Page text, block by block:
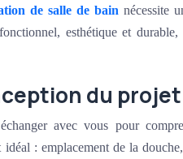
de salle de bain nécessite
esthétique et durable,
du projet
avec vous pour
idéal : emplacement de la